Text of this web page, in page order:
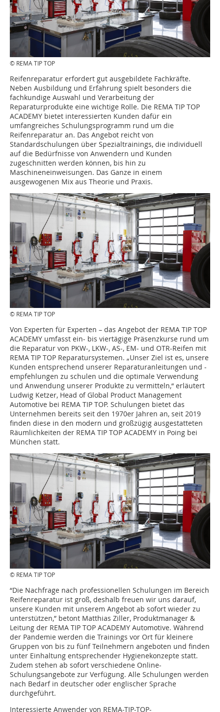
© REMA TIP TOP
Reifenreparatur erfordert gut ausgebildete Fachkräfte.
Neben Ausbildung und Erfahrung spielt besonders die
fachkundige Auswahl und Verarbeitung der
Reparaturprodukte eine wichtige Rolle. Die REMA TIP TOP
ACADEMY bietet interessierten Kunden dafür ein
umfangreiches Schulungsprogramm rund um die
Reifenreparatur an. Das Angebot reicht von
Standardschulungen über Spezialtrainings, die individuell
auf die Bedürfnisse von Anwendern und Kunden
zugeschnitten werden können, bis hin zu
Maschineneinweisungen. Das Ganze in einem
ausgewogenen Mix aus Theorie und Praxis.
© REMA TIP TOP
Von Experten für Experten – das Angebot der REMA TIP TOP
ACADEMY umfasst ein- bis viertägige Präsenzkurse rund um
die Reparatur von PKW-, LKW-, AS-, EM- und OTR-Reifen mit
REMA TIP TOP Reparatursystemen. „Unser Ziel ist es, unsere
Kunden entsprechend unserer Reparaturanleitungen und -
empfehlungen zu schulen und die optimale Verwendung
und Anwendung unserer Produkte zu vermitteln,“ erläutert
Ludwig Ketzer, Head of Global Product Management
Automotive bei REMA TIP TOP. Schulungen bietet das
Unternehmen bereits seit den 1970er Jahren an, seit 2019
finden diese in den modern und großzügig ausgestatteten
Räumlichkeiten der REMA TIP TOP ACADEMY in Poing bei
München statt.
© REMA TIP TOP
“Die Nachfrage nach professionellen Schulungen im Bereich
Reifenreparatur ist groß, deshalb freuen wir uns darauf,
unsere Kunden mit unserem Angebot ab sofort wieder zu
unterstützen,” betont Matthias Ziller, Produktmanager &
Leitung der REMA TIP TOP ACADEMY Automotive. Während
der Pandemie werden die Trainings vor Ort für kleinere
Gruppen von bis zu fünf Teilnehmern angeboten und finden
unter Einhaltung entsprechender Hygienekonzepte statt.
Zudem stehen ab sofort verschiedene Online-
Schulungsangebote zur Verfügung. Alle Schulungen werden
nach Bedarf in deutscher oder englischer Sprache
durchgeführt.
Interessierte Anwender von REMA-TIP-TOP-